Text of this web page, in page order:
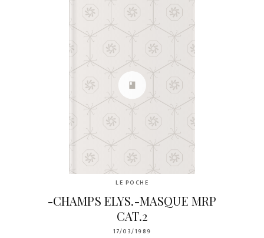
LE POCHE
-CHAMPS ELYS.-MASQUE MRP
CAT.2
17/03/1989